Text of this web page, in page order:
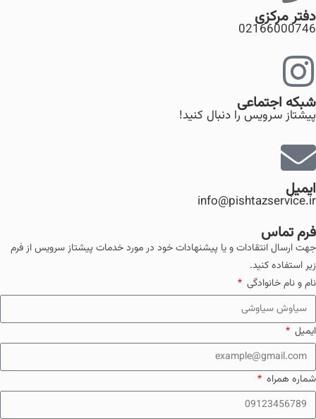
دفتر مرکزی
02166000746
شبکه اجتماعی
پیشتاز سرویس را دنبال کنید!
ایمیل
info@pishtazservice.ir
فرم تماس
جهت ارسال انتقادات و یا پیشنهادات خود در مورد خدمات پیشتاز سرویس از فرم
زیر استفاده کنید.
نام و نام خانوادگی
ایمیل
شماره همراه